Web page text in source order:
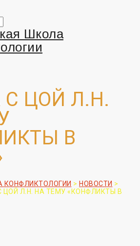
С ЦОЙ Л.Н.
В
КОНФЛИКТОЛОГИИ > НОВОСТИ >
ЦОЙ Л.Н. НА ТЕМУ «КОНФЛИКТЫ В